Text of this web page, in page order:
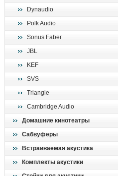
Dynaudio
Polk Audio
Sonus Faber
JBL
KEF
SVS
Triangle
Cambridge Audio
Домашние кинотеатры
Сабвуферы
Встраиваемая акустика
Комплекты акустики